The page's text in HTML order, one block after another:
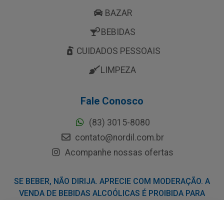
BAZAR
BEBIDAS
CUIDADOS PESSOAIS
LIMPEZA
Fale Conosco
(83) 3015-8080
contato@nordil.com.br
Acompanhe nossas ofertas
SE BEBER, NÃO DIRIJA. APRECIE COM MODERAÇÃO. A
VENDA DE BEBIDAS ALCOÓLICAS É PROIBIDA PARA